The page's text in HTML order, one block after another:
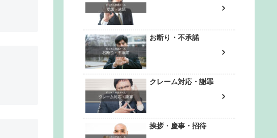
お断り・不承諾
クレーム対応・謝罪
挨拶・慶事・招待